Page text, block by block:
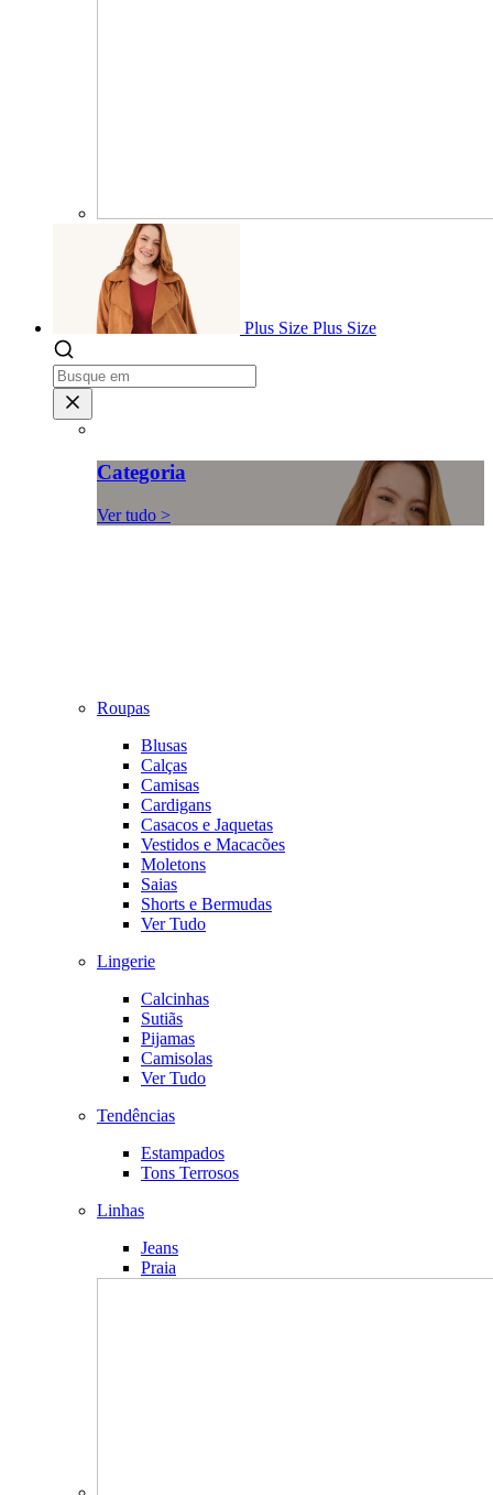
Plus Size Plus Size
Categoria
Ver tudo >
Roupas
Blusas
Calças
Camisas
Cardigans
Casacos e Jaquetas
Vestidos e Macacões
Moletons
Saias
Shorts e Bermudas
Ver Tudo
Lingerie
Calcinhas
Sutiãs
Pijamas
Camisolas
Ver Tudo
Tendências
Estampados
Tons Terrosos
Linhas
Jeans
Praia